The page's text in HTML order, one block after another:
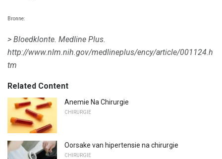
Bronne:
> Bloedklonte. Medline Plus.
http://www.nlm.nih.gov/medlineplus/ency/article/001124.h
tm
Related Content
Anemie Na Chirurgie
CHIRURGIE
Oorsake van hipertensie na chirurgie
CHIRURGIE